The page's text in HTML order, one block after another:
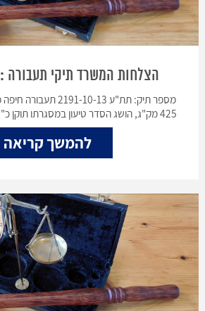
הצלחות המשרד תיקי תעבורה : 24/03/2015
מספר תיק: תת"ע 2191-
425 מק"ג, הושג הסדר טיעון במסגרתו תוקן כ"א לתק' 26(2), 7 ח'...
להמשך קריאה